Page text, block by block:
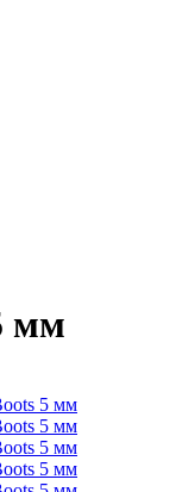
мм